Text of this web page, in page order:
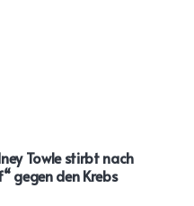
Towle stirbt nach
gegen den Krebs